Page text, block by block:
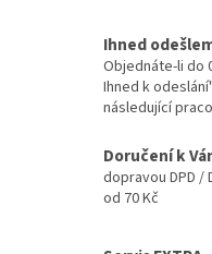
Ihned
Objednáte-li do
Ihned k
následující
Doručení k
dopravou DPD /
od 70 Kč